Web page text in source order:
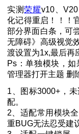
实测荣耀v10、
化记得重启！！！
部分界面白条，可
无障碍》高级视觉
渡设置为1x,最后再
Ps：单独模块，
管理器打开主题 删
1、图标3000+，
配。
2、适配常用模块
重BUG无法忍受建